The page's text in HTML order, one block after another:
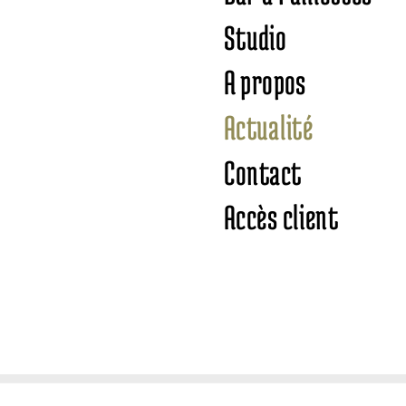
Studio
A propos
Actualité
Contact
Accès client